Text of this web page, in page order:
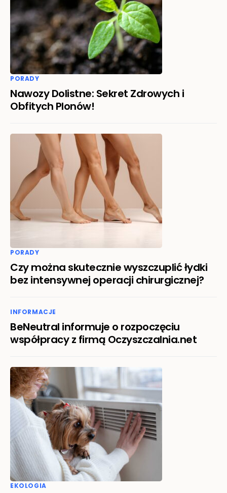
PORADY
Nawozy Dolistne: Sekret Zdrowych i
Obfitych Plonów!
PORADY
Czy można skutecznie wyszczuplić łydki
bez intensywnej operacji chirurgicznej?
INFORMACJE
BeNeutral informuje o rozpoczęciu
współpracy z firmą Oczyszczalnia.net
EKOLOGIA